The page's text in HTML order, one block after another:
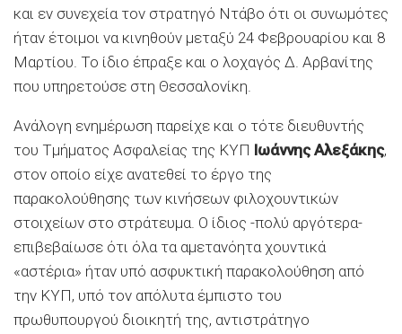
και εν συνεχεία τον στρατηγό Ντάβο ότι οι συνωμότες
ήταν έτοιμοι να κινηθούν μεταξύ 24 Φεβρουαρίου και 8
Μαρτίου. Το ίδιο έπραξε και ο λοχαγός Δ. Αρβανίτης
που υπηρετούσε στη Θεσσαλονίκη.
Ανάλογη ενημέρωση παρείχε και ο τότε διευθυντής
του Τμήματος Ασφαλείας της ΚΥΠ Ιωάννης Αλεξάκης,
στον οποίο είχε ανατεθεί το έργο της
παρακολούθησης των κινήσεων φιλοχουντικών
στοιχείων στο στράτευμα. Ο ίδιος -πολύ αργότερα-
επιβεβαίωσε ότι όλα τα αμετανόητα χουντικά
«αστέρια» ήταν υπό ασφυκτική παρακολούθηση από
την ΚΥΠ, υπό τον απόλυτα έμπιστο του
πρωθυπουργού διοικητή της, αντιστράτηγο